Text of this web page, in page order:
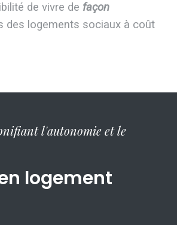
de vivre de façon
des logements sociaux à coût
l'autonomie et le
logement